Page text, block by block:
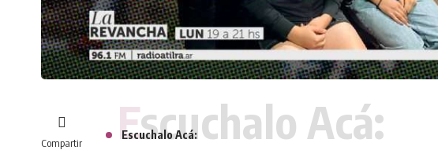
Compartir Escuchalo Acá:
Escuchalo Acá: